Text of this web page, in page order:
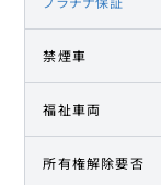
禁煙車
福祉車両
所有権解除要否